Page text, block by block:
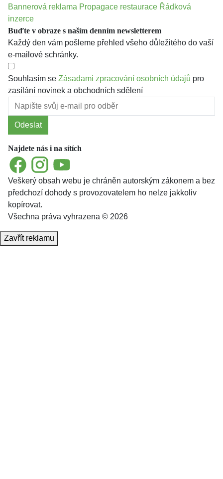
Bannerová reklama Propagace restaurace Řádková
inzerce
Buďte v obraze s naším denním newsletterem
Každý den vám pošleme přehled všeho důležitého do vaší
e-mailové schránky.
Souhlasím se Zásadami zpracování osobních údajů pro
zasílání novinek a obchodních sdělení
Odeslat
Najdete nás i na sítích
FacebookInstagramYouTube
Veškerý obsah webu je chráněn autorským zákonem a bez
předchozí dohody s provozovatelem ho nelze jakkoliv
kopírovat.
Všechna práva vyhrazena © 2026
Zavřít reklamu